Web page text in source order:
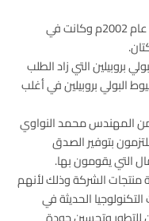
تم إنشاء شركة أولياترا للصناعة في عام 2002م وكانت في
البولي بروبيلين التي زاد الطلب
البولي بروبيلين في أغلب
المهندس محمد النواوي
بتوفير الصدق
التي يقومون بها.
الشركة وذلك لأنهم
الحديثة في